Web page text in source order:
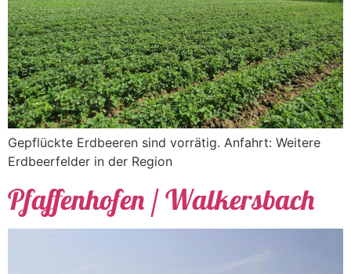
Gepflückte Erdbeeren sind vorrätig. Anfahrt: Weitere
Erdbeerfelder in der Region
Pfaffenhofen / Walkersbach